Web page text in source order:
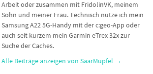
Arbeit oder zusammen mit FridolinVK, meinem
Sohn und meiner Frau. Technisch nutze ich mein
Samsung A22 5G-Handy mit der c:geo-App oder
auch seit kurzem mein Garmin eTrex 32x zur
Suche der Caches.
Alle Beiträge anzeigen von SaarMupfel →